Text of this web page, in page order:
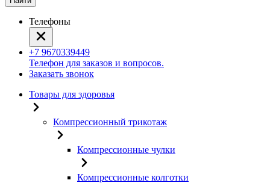
Телефоны
+7 9670339449
Телефон для заказов и вопросов.
Заказать звонок
Товары для здоровья
Компрессионный трикотаж
Компрессионные чулки
Компрессионные колготки